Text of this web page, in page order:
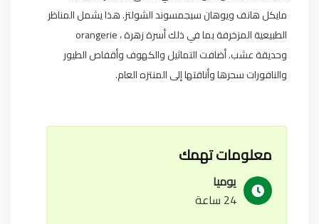
مايكل هانف ويوهان سيجمسوند الشولتز. هذا يشمل المناظر
الطبيعية المزخرفة بما في ذلك أسرة زهرة ، orangerie
وحديقة عشب. أضافت التماثيل والكهوف وأقفاص الطيور
والنافورات سحرها وأناقتها إلى المنتزه العام.
معلومات تهمك
يوميا
24 ساعة